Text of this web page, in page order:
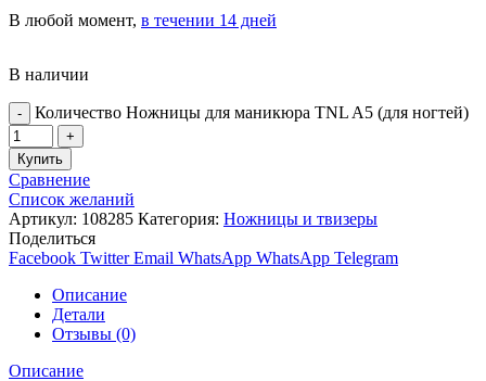
В любой момент, в течении 14 дней
В наличии
Количество Ножницы для маникюра TNL A5 (для ногтей)
Купить
Сравнение
Список желаний
Артикул: 108285 Категория: Ножницы и твизеры
Поделиться
Facebook Twitter Email WhatsApp WhatsApp Telegram
Описание
Детали
Отзывы (0)
Описание